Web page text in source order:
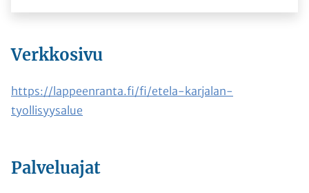
Verkkosivu
https://lappeenranta.fi/fi/etela-karjalan-
tyollisyysalue
Palveluajat